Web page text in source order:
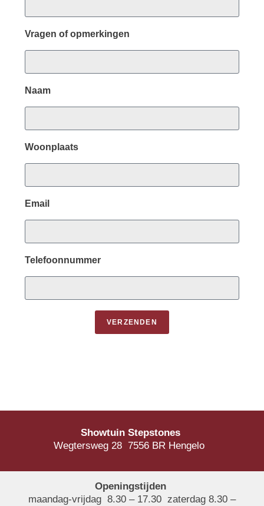
Vragen of opmerkingen
Naam
Woonplaats
Email
Telefoonnummer
VERZENDEN
Showtuin Stepstones
Wegtersweg 28 7556 BR Hengelo
Openingstijden
maandag-vrijdag 8.30 – 17.30 zaterdag 8.30 –